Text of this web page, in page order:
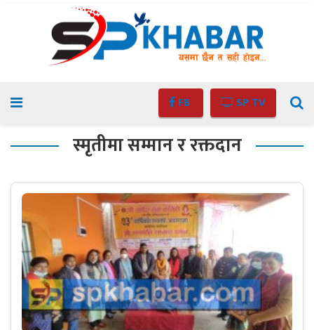
FB SP TV
स्मृतीमा सम्मान र रक्तदान